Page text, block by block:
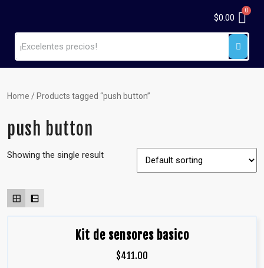
$0.00
Home / Products tagged “push button”
push button
Showing the single result
Kit de sensores basico
$411.00